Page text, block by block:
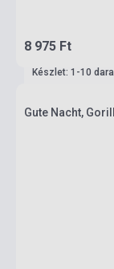
8 975 Ft
Készlet: 1-10
Gute Nacht,